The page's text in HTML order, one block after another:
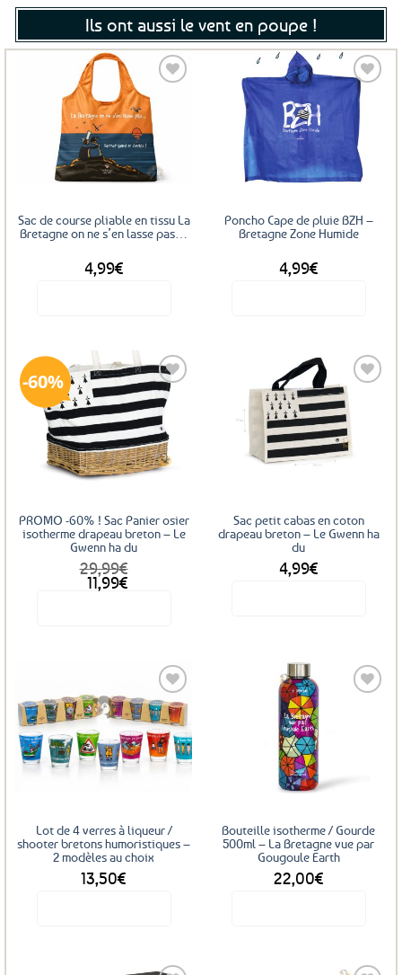
Ils ont aussi le vent en poupe !
Ajouter
favoris
Sac de course pliable en tissu La
Bretagne on ne s’en lasse pas…
4,99€
Ajouter
aux
favoris
Poncho Cape de pluie BZH –
Bretagne Zone Humide
4,99€
60%
Ajouter
aux
favoris
PROMO -60% ! Sac Panier osier
isotherme drapeau breton – Le
Gwenn ha du
29,99€
Le
prix
11,99€
Le
prix
Ajouter
favoris
Sac petit cabas en coton
drapeau breton – Le Gwenn ha
du
4,99€
Ajouter
aux
favoris
Lot de 4 verres à liqueur /
shooter bretons humoristiques –
2 modèles au choix
13,50€
Bouteille isotherme / Gourde
500ml – La Bretagne vue par
Gougoule Earth
22,00€